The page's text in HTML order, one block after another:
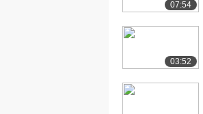
书】（下...
[20] 1.2.5 公理化
【板书】...
07:54
03:52